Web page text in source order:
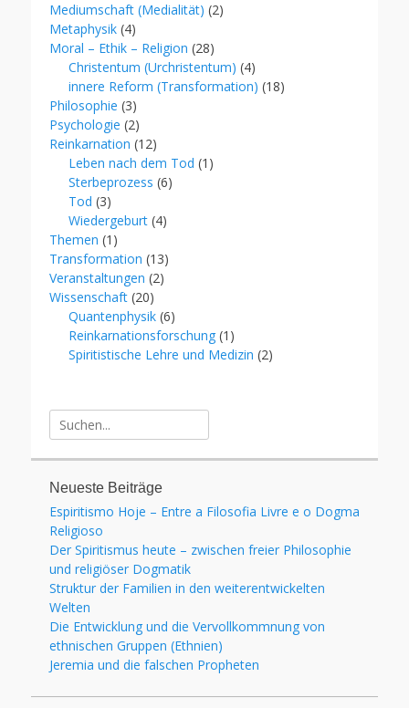
Mediumschaft (Medialität) (2)
Metaphysik (4)
Moral – Ethik – Religion (28)
Christentum (Urchristentum) (4)
innere Reform (Transformation) (18)
Philosophie (3)
Psychologie (2)
Reinkarnation (12)
Leben nach dem Tod (1)
Sterbeprozess (6)
Tod (3)
Wiedergeburt (4)
Themen (1)
Transformation (13)
Veranstaltungen (2)
Wissenschaft (20)
Quantenphysik (6)
Reinkarnationsforschung (1)
Spiritistische Lehre und Medizin (2)
Suche
für:
Neueste Beiträge
Espiritismo Hoje – Entre a Filosofia Livre e o Dogma
Religioso
Der Spiritismus heute – zwischen freier Philosophie
und religiöser Dogmatik
Struktur der Familien in den weiterentwickelten
Welten
Die Entwicklung und die Vervollkommnung von
ethnischen Gruppen (Ethnien)
Jeremia und die falschen Propheten